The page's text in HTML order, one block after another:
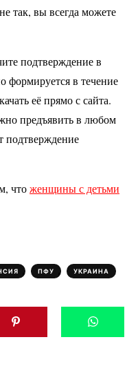
так, вы всегда можете
подтверждение в
формируется в течение
её прямо с сайта.
предъявить в любом
подтверждение
чтоженщины с детьми
, ПФУ , УКРАИНА